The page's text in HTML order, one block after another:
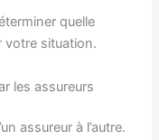
quelle
votre situation.
les assureurs
assureur à l’autre.